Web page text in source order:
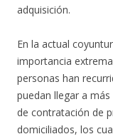
adquisición.
En la actual
importancia
personas han
puedan llegar a
de contratación de
domiciliados, los